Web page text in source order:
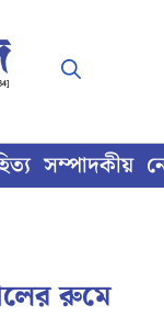
সম্পাদকীয়
রুমে